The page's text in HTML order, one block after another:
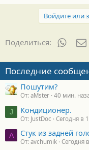
Войдите или
Поделиться:
Последние
Пошутим?
От: aMster 40 мин.
J Кондиционер.
От: JustDoc Сегодня в
A Стук из задней
От: avchumik Сегодня